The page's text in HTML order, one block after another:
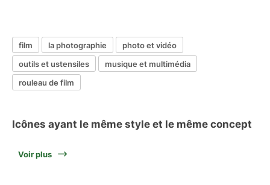
film la photographie
photo et vidéo
outils et ustensiles
musique et multimédia
rouleau de film
Icônes ayant le même style et le même concept
Voir plus